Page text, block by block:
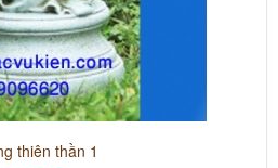
thiên thần 1